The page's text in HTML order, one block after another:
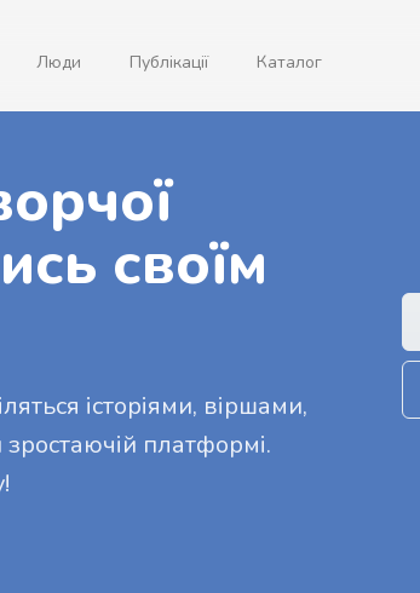
Люди Публікації Каталог
своїм
історіями, віршами,
платформі.